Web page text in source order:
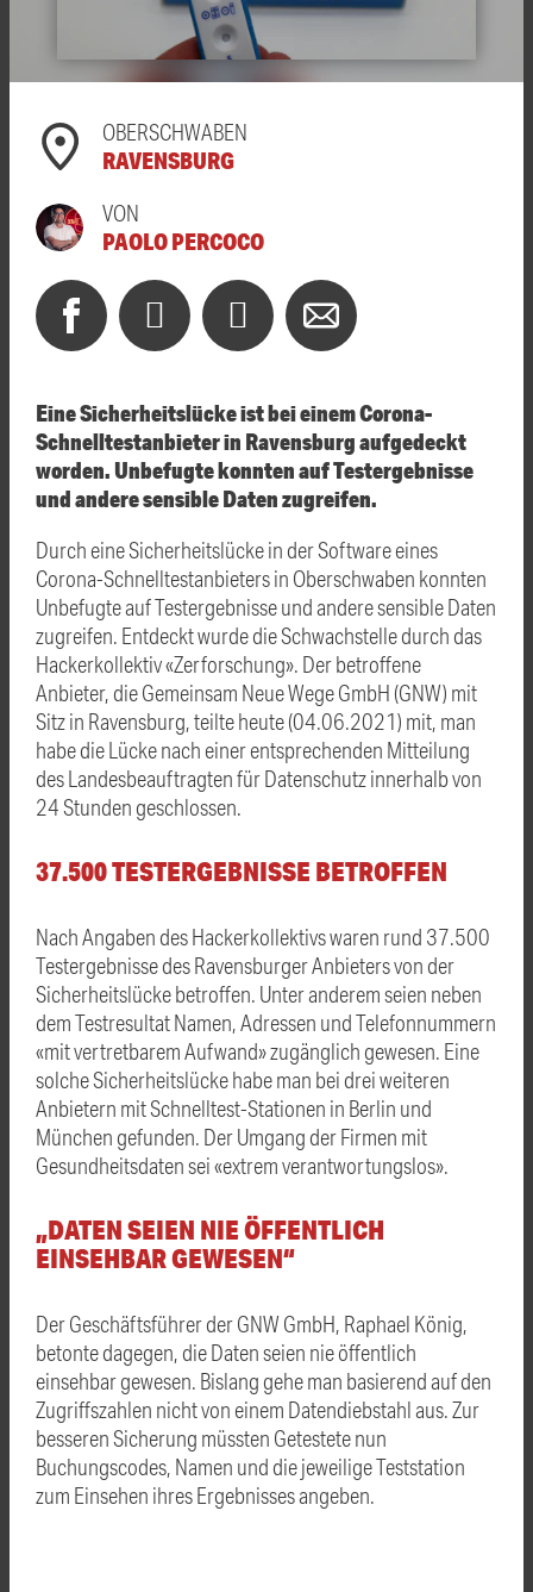
OBERSCHWABEN
RAVENSBURG
VON
PAOLO PERCOCO
Eine Sicherheitslücke ist bei einem Corona-
Schnelltestanbieter in Ravensburg aufgedeckt
worden. Unbefugte konnten auf Testergebnisse
und andere sensible Daten zugreifen.
Durch eine Sicherheitslücke in der Software eines
Corona-Schnelltestanbieters in Oberschwaben konnten
Unbefugte auf Testergebnisse und andere sensible Daten
zugreifen. Entdeckt wurde die Schwachstelle durch das
Hackerkollektiv «Zerforschung». Der betroffene
Anbieter, die Gemeinsam Neue Wege GmbH (GNW) mit
Sitz in Ravensburg, teilte heute (04.06.2021) mit, man
habe die Lücke nach einer entsprechenden Mitteilung
des Landesbeauftragten für Datenschutz innerhalb von
24 Stunden geschlossen.
37.500 TESTERGEBNISSE BETROFFEN
Nach Angaben des Hackerkollektivs waren rund 37.500
Testergebnisse des Ravensburger Anbieters von der
Sicherheitslücke betroffen. Unter anderem seien neben
dem Testresultat Namen, Adressen und Telefonnummern
«mit vertretbarem Aufwand» zugänglich gewesen. Eine
solche Sicherheitslücke habe man bei drei weiteren
Anbietern mit Schnelltest-Stationen in Berlin und
München gefunden. Der Umgang der Firmen mit
Gesundheitsdaten sei «extrem verantwortungslos».
„DATEN SEIEN NIE ÖFFENTLICH
EINSEHBAR GEWESEN“
Der Geschäftsführer der GNW GmbH, Raphael König,
betonte dagegen, die Daten seien nie öffentlich
einsehbar gewesen. Bislang gehe man basierend auf den
Zugriffszahlen nicht von einem Datendiebstahl aus. Zur
besseren Sicherung müssten Getestete nun
Buchungscodes, Namen und die jeweilige Teststation
zum Einsehen ihres Ergebnisses angeben.